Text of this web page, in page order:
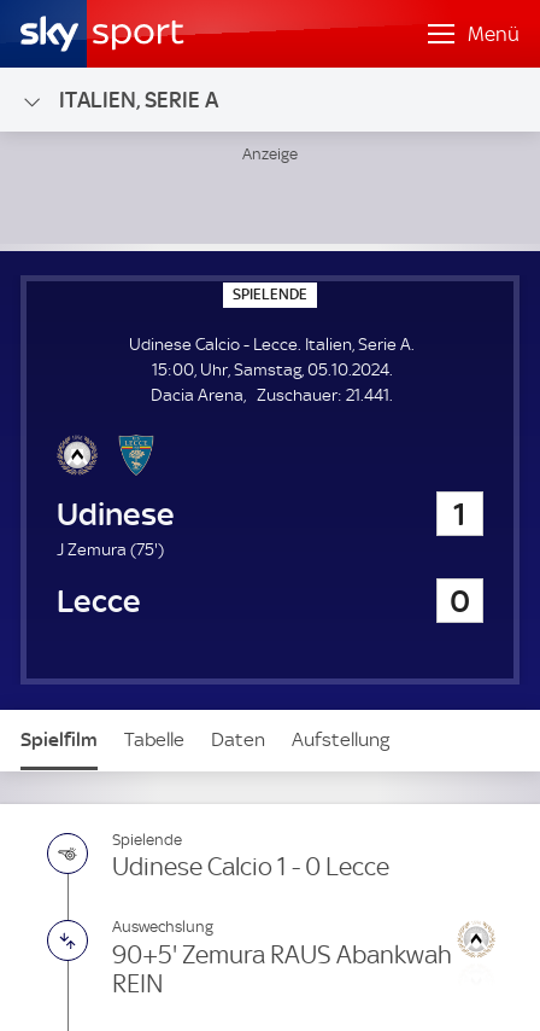
Menü
ITALIEN, SERIE A
SPIELENDE
P
E
L
E
N
Udinese Calcio - Lecce. Italien, Serie A.
15:00, Uhr, Samstag, 05.10.2024.
Dacia Arena
Zuschauer: Z
21.441.
Udinese Calcio 1
J Zemura (75'7
e
)
Lecce 0
Spielfilm Tabelle Daten Aufstellung
Spielende
Udinese Calcio 1 - 0 Lecce
Auswechslung
90+5' Zemura RAUS Abankwah
REIN